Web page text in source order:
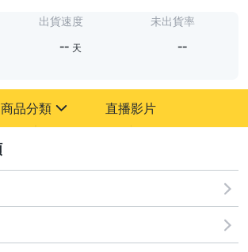
出貨速度
-- 天
未出貨率
--
商品分類 直播影片